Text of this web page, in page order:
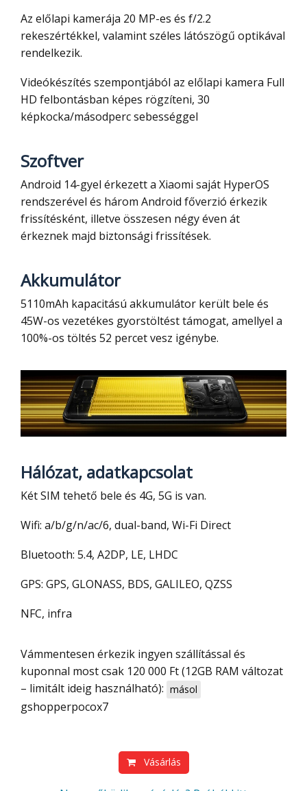
Az előlapi kamerája 20 MP-es és f/2.2
rekeszértékkel, valamint széles látószögű optikával
rendelkezik.
Videókészítés szempontjából az előlapi kamera Full
HD felbontásban képes rögzíteni, 30
képkocka/másodperc sebességgel
Szoftver
Android 14-gyel érkezett a Xiaomi saját HyperOS
rendszerével és három Android főverzió érkezik
frissítésként, illetve összesen négy éven át
érkeznek majd biztonsági frissítések.
Akkumulátor
5110mAh kapacitású akkumulátor került bele és
45W-os vezetékes gyorstöltést támogat, amellyel a
100%-os töltés 52 percet vesz igénybe.
Hálózat, adatkapcsolat
Két SIM tehető bele és 4G, 5G is van.
Wifi: a/b/g/n/ac/6, dual-band, Wi-Fi Direct
Bluetooth: 5.4, A2DP, LE, LHDC
GPS: GPS, GLONASS, BDS, GALILEO, QZSS
NFC, infra
Vámmentesen érkezik ingyen szállítással és
kuponnal most csak 120 000 Ft (12GB RAM változat
– limitált ideig használható): másol
gshopperpocox7
Vásárlás